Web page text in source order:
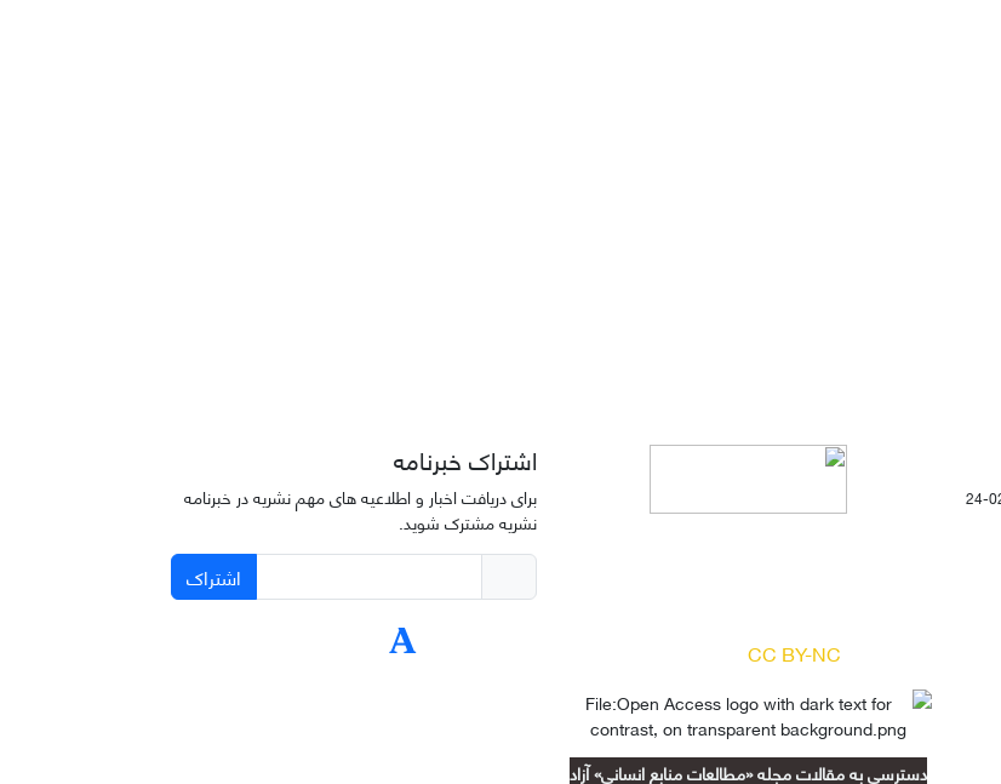
CC BY-NC
دسترسی به مقالات مجله «مطالعات منابع انسانی» آزاد
اشتراک خبرنامه
برای دریافت اخبار و اطلاعیه های مهم نشریه در خبرنامه
نشریه مشترک شوید.
اشتراک